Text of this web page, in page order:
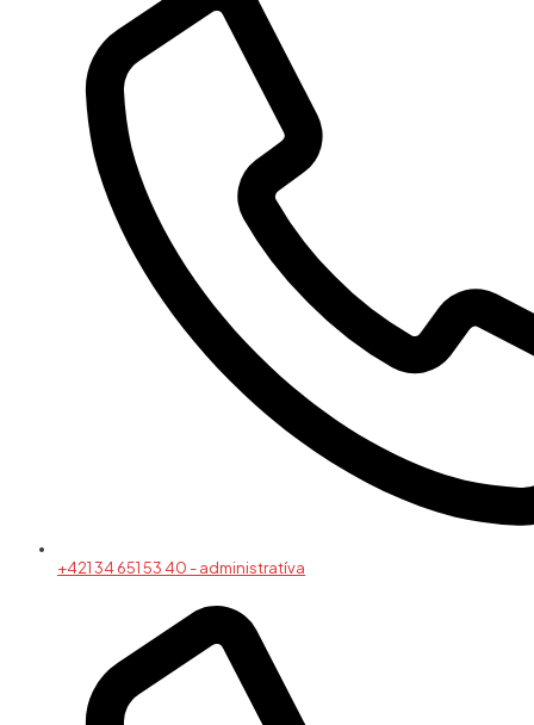
+421 34 651 53 40 - administratíva